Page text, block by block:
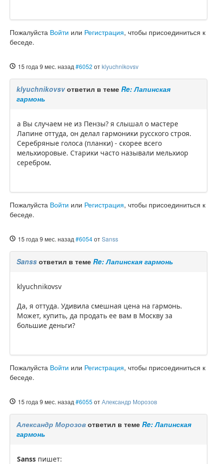
Пожалуйста Войти или Регистрация, чтобы присоединиться к
беседе.
15 года 9 мес. назад #6052 отklyuchnikovsv
klyuchnikovsvответил в теме Re: Лапинская
гармонь
а Вы случаем не из Пензы? я слышал о мастере
Лапине оттуда, он делал гармоники русского строя.
Серебряные голоса (планки) - скорее всего
мельхиоровые. Старики часто называли мельхиор
серебром.
Пожалуйста Войти или Регистрация, чтобы присоединиться к
беседе.
15 года 9 мес. назад #6054отSanss
Sanss ответил в теме Re: Лапинская гармонь
klyuchnikovsv
Да, я оттуда. Удивила смешная цена на гармонь.
Может, купить, да продать ее вам в Москву за
большие деньги?
Пожалуйста Войти или Регистрация, чтобы присоединиться к
беседе.
15 года 9 мес. назад #6055 отАлександр Морозов
Александр Морозов ответил в теме Re: Лапинская
гармонь
Sanss пишет: